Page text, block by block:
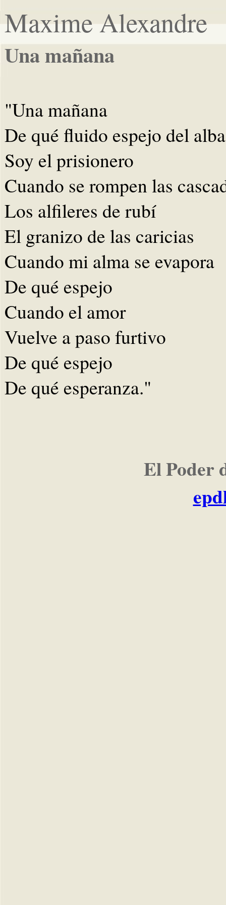
Maxime Alexandre
Una mañana
"Una mañana
De qué fluido espejo del alba
Soy el prisionero
Cuando se rompen las
Los alfileres de rubí
El granizo de las caricias
Cuando mi alma se evapora
De qué espejo
Cuando el amor
Vuelve a paso furtivo
De qué espejo
De qué esperanza."
El Poder